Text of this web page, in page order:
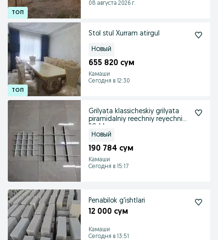
08 августа 2026 г.
Stol stul Xurram atirgul
Новый
655 820 сум
Камаши
Сегодня в 12:30
Grilyata klassicheskiy grilyata
piramidalniy reechniy reyechni
Новый
190 784 сум
Камаши
Сегодня в 15:17
Penabilok g'ishtlari
12 000 сум
Камаши
Сегодня в 13:51